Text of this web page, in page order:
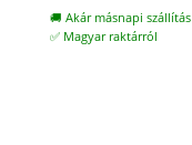
🚚 Akár másnapi szállítás
✅ Magyar raktárról